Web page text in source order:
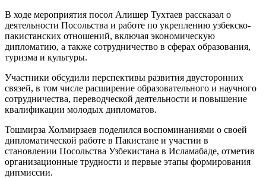
В ходе мероприятия посол Алишер Тухтаев рассказал о
деятельности Посольства и работе по укреплению узбекско-
пакистанских отношений, включая экономическую
дипломатию, а также сотрудничество в сферах образования,
туризма и культуры.
Участники обсудили перспективы развития двусторонних
связей, в том числе расширение образовательного и научного
сотрудничества, переводческой деятельности и повышение
квалификации молодых дипломатов.
Тошмирза Холмирзаев поделился воспоминаниями о своей
дипломатической работе в Пакистане и участии в
становлении Посольства Узбекистана в Исламабаде, отметив
организационные трудности и первые этапы формирования
дипмиссии.